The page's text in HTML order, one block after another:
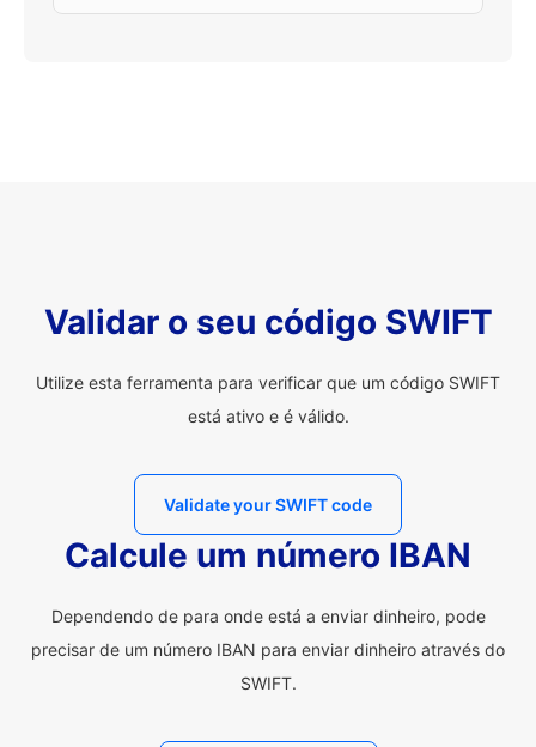
Validar o seu código SWIFT
Utilize esta ferramenta para verificar que um código SWIFT
está ativo e é válido.
Validate your SWIFT code
Calcule um número IBAN
Dependendo de para onde está a enviar dinheiro, pode
precisar de um número IBAN para enviar dinheiro através do
SWIFT.